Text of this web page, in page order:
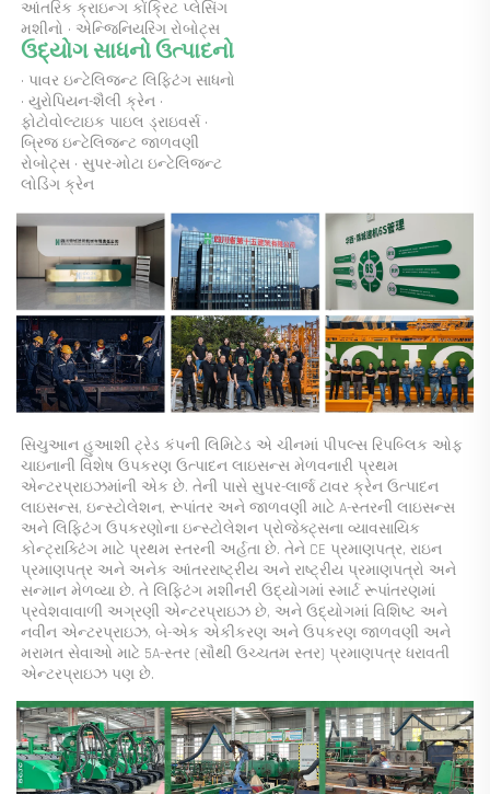
આંતરિક ક્રાઇન્ગ કોંક્રિટ પ્લેસિંગ
મશીનો · એન્જિનિયરિંગ રોબોટ્સ
ઉદ્યોગ સાધનો ઉત્પાદનો
· પાવર ઇન્ટેલિજન્ટ લિફ્ટિંગ સાધનો
· યુરોપિયન-શૈલી ક્રેન ·
ફોટોવોલ્ટાઇક પાઇલ ડ્રાઇવર્સ ·
બ્રિજ ઇન્ટેલિજન્ટ જાળવણી
રોબોટ્સ · સુપર-મોટા ઇન્ટેલિજન્ટ
લોડિંગ ક્રેન
સિચુઆન હુઆશી ટ્રેડ કંપની લિમિટેડ એ ચીનમાં પીપલ્સ રિપબ્લિક ઓફ
ચાઇનાની વિશેષ ઉપકરણ ઉત્પાદન લાઇસન્સ મેળવનારી પ્રથમ
એન્ટરપ્રાઇઝમાંની એક છે. તેની પાસે સુપર-લાર્જ ટાવર ક્રેન ઉત્પાદન
લાઇસન્સ, ઇન્સ્ટોલેશન, રૂપાંતર અને જાળવણી માટે A-સ્તરની લાઇસન્સ
અને લિફ્ટિંગ ઉપકરણોના ઇન્સ્ટોલેશન પ્રોજેક્ટ્સના વ્યાવસાયિક
કોન્ટ્રાક્ટિંગ માટે પ્રથમ સ્તરની અર્હતા છે. તેને CE પ્રમાણપત્ર, રાઇન
પ્રમાણપત્ર અને અનેક આંતરરાષ્ટ્રીય અને રાષ્ટ્રીય પ્રમાણપત્રો અને
સન્માન મેળવ્યા છે. તે લિફ્ટિંગ મશીનરી ઉદ્યોગમાં સ્માર્ટ રૂપાંતરણમાં
પ્રવેશવાવાળી અગ્રણી એન્ટરપ્રાઇઝ છે, અને ઉદ્યોગમાં વિશિષ્ટ અને
નવીન એન્ટરપ્રાઇઝ, બે-એક એકીકરણ અને ઉપકરણ જાળવણી અને
મરામત સેવાઓ માટે 5A-સ્તર (સૌથી ઉચ્ચતમ સ્તર) પ્રમાણપત્ર ધરાવતી
એન્ટરપ્રાઇઝ પણ છે.